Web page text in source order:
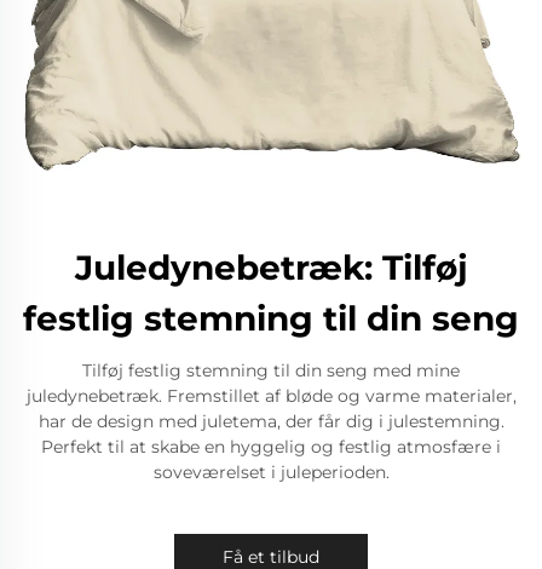
Juledynebetræk: Tilføj
festlig stemning til din seng
Tilføj festlig stemning til din seng med mine
juledynebetræk. Fremstillet af bløde og varme materialer,
har de design med juletema, der får dig i julestemning.
Perfekt til at skabe en hyggelig og festlig atmosfære i
soveværelset i juleperioden.
Få et tilbud